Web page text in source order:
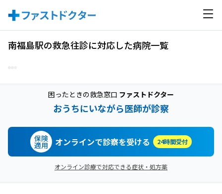
南福島駅の救急往診に対応した病院一覧
困ったときの救急窓口 ファストドクター
おうちにいながら医師が診察
保険
適用 オンラインで診察を受ける 24時間受付
オンライン診療で対応できる症状・処方薬